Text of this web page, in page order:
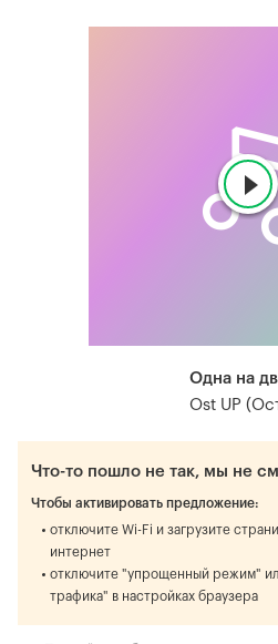
Одна на
Ost UP
Что-то пошло не так, мы не
Чтобы активировать предложение:
отключите Wi-Fi и загрузите
интернет
отключите "упрощенный режим"
трафика" в настройках браузера